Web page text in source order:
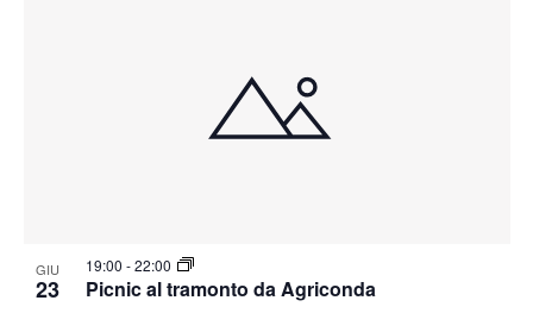
GIU
23 Picnic al tramonto da Agriconda
19:00 -22:00